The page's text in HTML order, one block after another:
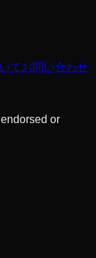
てお問い合わせ
or